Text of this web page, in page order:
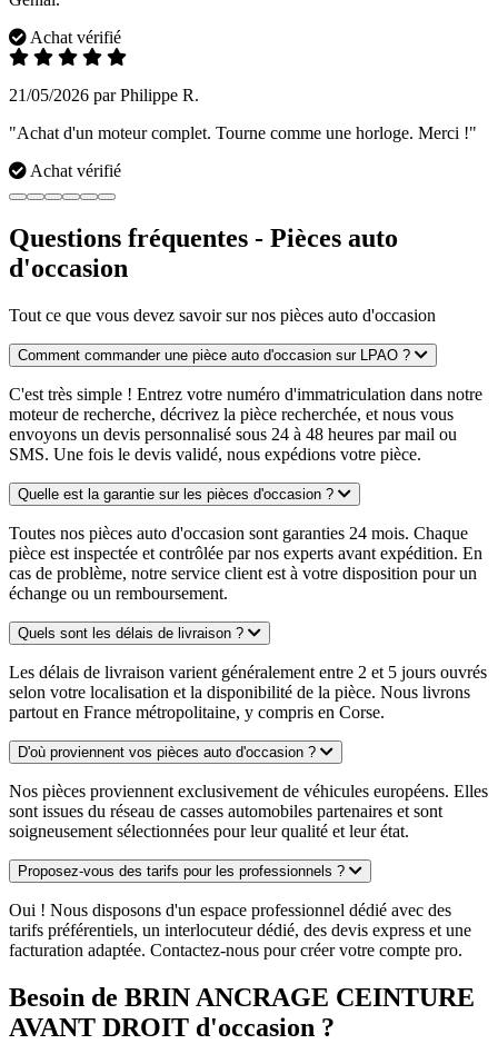
Achat vérifié
21/05/2026 par Philippe R.
"Achat d'un moteur complet. Tourne comme une horloge. Merci !"
Achat vérifié
Questions fréquentes - Pièces auto
d'occasion
Tout ce que vous devez savoir sur nos pièces auto d'occasion
Comment commander une pièce auto d'occasion sur LPAO ?
C'est très simple ! Entrez votre numéro d'immatriculation dans notre
moteur de recherche, décrivez la pièce recherchée, et nous vous
envoyons un devis personnalisé sous 24 à 48 heures par mail ou
SMS. Une fois le devis validé, nous expédions votre pièce.
Quelle est la garantie sur les pièces d'occasion ?
Toutes nos pièces auto d'occasion sont garanties 24 mois. Chaque
pièce est inspectée et contrôlée par nos experts avant expédition. En
cas de problème, notre service client est à votre disposition pour un
échange ou un remboursement.
Quels sont les délais de livraison ?
Les délais de livraison varient généralement entre 2 et 5 jours ouvrés
selon votre localisation et la disponibilité de la pièce. Nous livrons
partout en France métropolitaine, y compris en Corse.
D'où proviennent vos pièces auto d'occasion ?
Nos pièces proviennent exclusivement de véhicules européens. Elles
sont issues du réseau de casses automobiles partenaires et sont
soigneusement sélectionnées pour leur qualité et leur état.
Proposez-vous des tarifs pour les professionnels ?
Oui ! Nous disposons d'un espace professionnel dédié avec des
tarifs préférentiels, un interlocuteur dédié, des devis express et une
facturation adaptée. Contactez-nous pour créer votre compte pro.
Besoin de BRIN ANCRAGE CEINTURE
AVANT DROIT d'occasion ?